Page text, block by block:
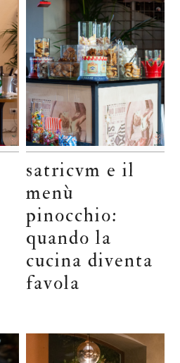
satricvm e il
menù
pinocchio:
quando la
cucina diventa
favola